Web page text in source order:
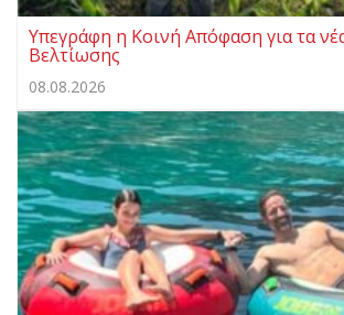
Υπεγράφη η Κοινή Απόφαση για τα
Βελτίωσης
08.08.2026